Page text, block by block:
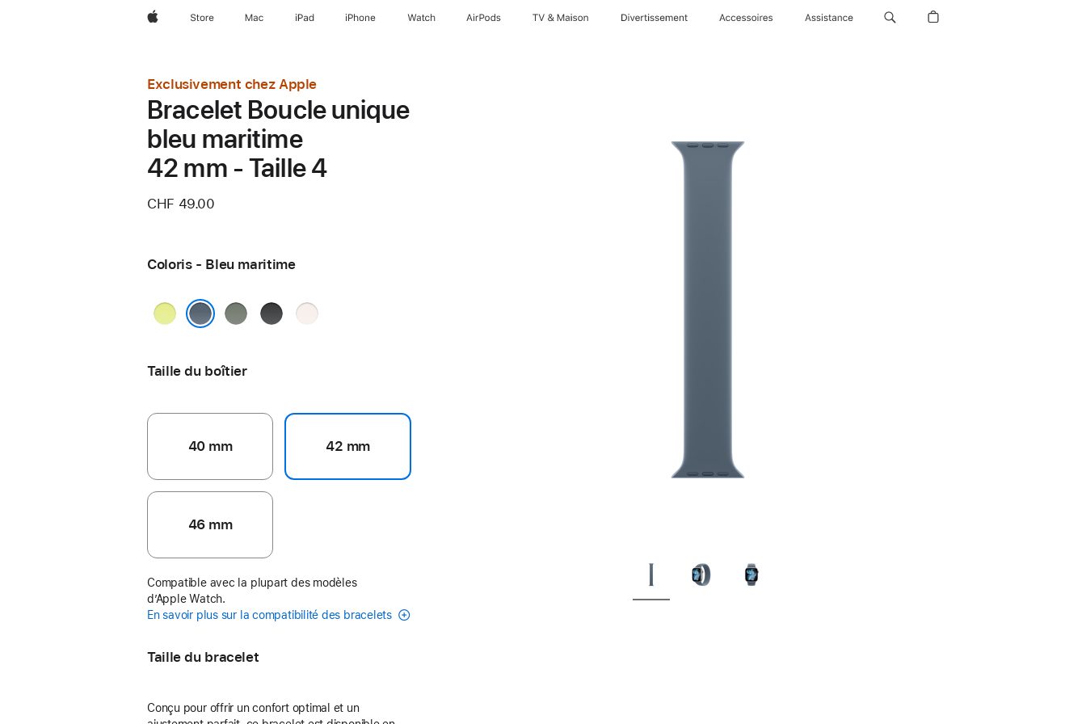
AppleStore Mac iPad iPhone Watch AirPods TV & Maison Divertissements Accessoires Assistance
Exclusivement chez Apple
Bracelet Boucle unique
bleu maritime
42 mm - Taille 4
CHF 49.00
Coloris - Bleu maritime
Jaune
Gris
Noir
Rose
Taille du boîtier
40 mm 42 mm
46 mm
Compatible avec la plupart des modèles
d’Apple Watch.
En savoir plus sur la compatibilité des bracelets
Taille du bracelet
Conçu pour offrir un confort optimal et un